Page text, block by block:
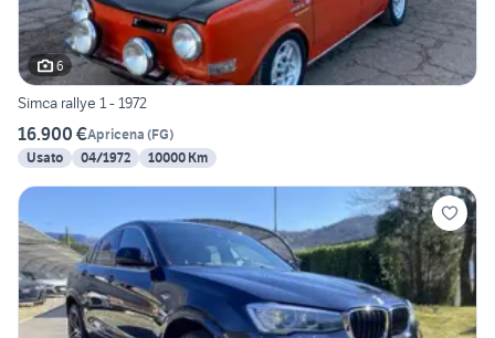
6
Simca rallye 1 - 1972
16.900 €Apricena (FG)
Usato
04/1972 10000 Km